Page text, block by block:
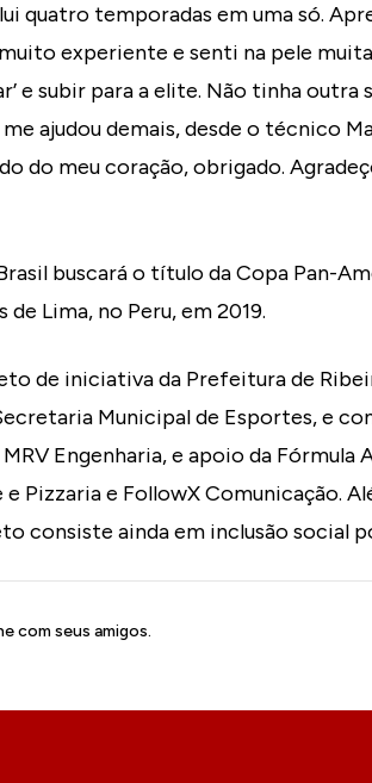
quatro temporadas em uma só.
experiente e senti na pele
e subir para a elite. Não tinha
ajudou demais, desde o técnico
do meu coração, obrigado.
buscará o título da Copa Pan-
Lima, no Peru, em 2019.
de iniciativa da Prefeitura de
Municipal de Esportes, e
Engenharia, e apoio da Fórmula
Pizzaria e FollowX Comunicação.
consiste ainda em inclusão social
com seus amigos.